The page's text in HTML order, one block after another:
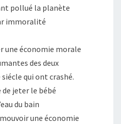
pollué la planète
immoralité
une économie morale
des deux
qui ont crashé.
jeter le bébé
du bain
une économie